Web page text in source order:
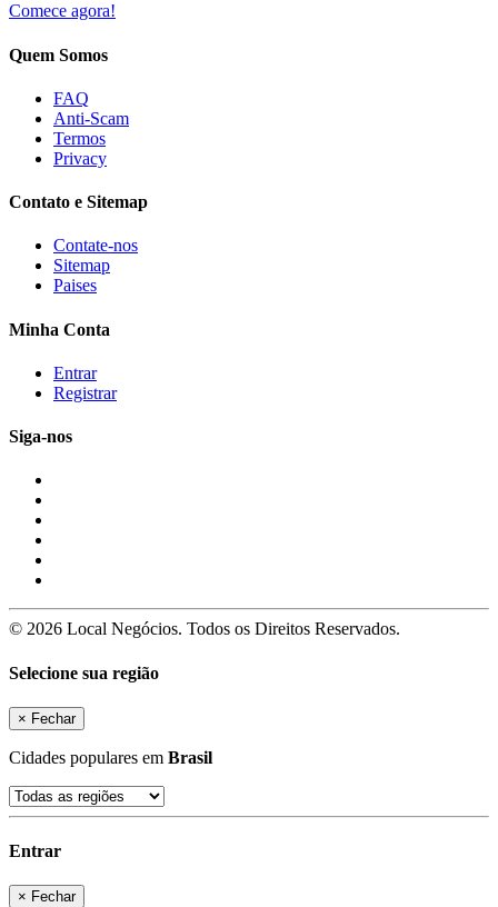
Comece agora!
Quem Somos
FAQ
Anti-Scam
Termos
Privacy
Contato e Sitemap
Contate-nos
Sitemap
Paises
Minha Conta
Entrar
Registrar
Siga-nos
© 2026 Local Negócios. Todos os Direitos Reservados.
Selecione sua região
× Fechar
Cidades populares em Brasil
Entrar
× Fechar